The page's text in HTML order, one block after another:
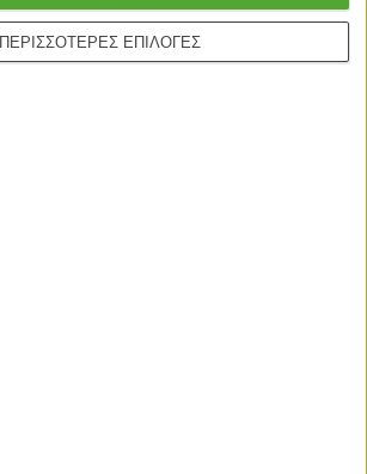
ΠΕΡΙΣΣΟΤΕΡΕΣ ΕΠΙΛΟΓΕΣ